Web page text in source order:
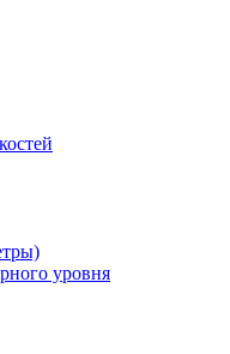
уровня